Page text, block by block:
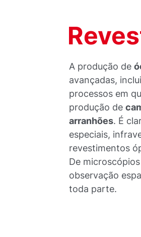
A produção de
avançadas,
processos em
produção de
arranhões. É
especiais,
revestimentos
De
observação
toda parte.